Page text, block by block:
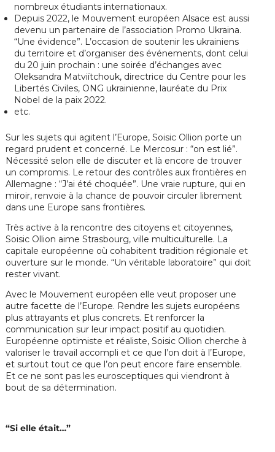
nombreux étudiants internationaux.
Depuis 2022, le Mouvement européen Alsace est aussi
devenu un partenaire de l’association Promo Ukraina.
“Une évidence”. L’occasion de soutenir les ukrainiens
du territoire et d’organiser des événements, dont celui
du 20 juin prochain : une soirée d’échanges avec
Oleksandra Matviïtchouk, directrice du Centre pour les
Libertés Civiles, ONG ukrainienne, lauréate du Prix
Nobel de la paix 2022.
etc.
Sur les sujets qui agitent l’Europe, Soisic Ollion porte un
regard prudent et concerné. Le Mercosur : “on est lié”.
Nécessité selon elle de discuter et là encore de trouver
un compromis. Le retour des contrôles aux frontières en
Allemagne : “J’ai été choquée”. Une vraie rupture, qui en
miroir, renvoie à la chance de pouvoir circuler librement
dans une Europe sans frontières.
Très active à la rencontre des citoyens et citoyennes,
Soisic Ollion aime Strasbourg, ville multiculturelle. La
capitale européenne où cohabitent tradition régionale et
ouverture sur le monde. “Un véritable laboratoire” qui doit
rester vivant.
Avec le Mouvement européen elle veut proposer une
autre facette de l’Europe. Rendre les sujets européens
plus attrayants et plus concrets. Et renforcer la
communication sur leur impact positif au quotidien.
Européenne optimiste et réaliste, Soisic Ollion cherche à
valoriser le travail accompli et ce que l’on doit à l’Europe,
et surtout tout ce que l’on peut encore faire ensemble.
Et ce ne sont pas les eurosceptiques qui viendront à
bout de sa détermination.
“Si elle était…”